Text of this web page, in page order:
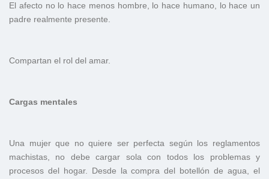
El afecto no lo hace menos hombre, lo hace humano, lo hace un
padre realmente presente.
Compartan el rol del amar.
Cargas mentales
Una mujer que no quiere ser perfecta según los reglamentos
machistas, no debe cargar sola con todos los problemas y
procesos del hogar. Desde la compra del botellón de agua, el